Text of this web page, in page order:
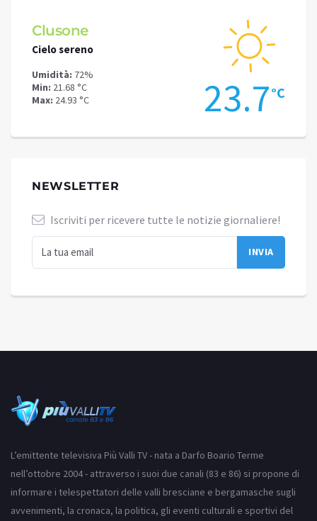
Clusone
Cielo sereno
Umidità: 72%
Min: 21.68 °C
Max: 24.93 °C 23.7°C
NEWSLETTER
Iscriviti per ricevere tutte le notizie giornaliere!
L’emittente televisiva Più Valli TV - nata a Darfo Boario Terme
nell’ottobre 2004 - attraverso i suoi due canali (83 e 86) si propone di
informare i telespettatori delle valli bresciane e bergamasche sugli
avvenimenti, la cronaca, la politica, gli eventi culturali e sportivi del